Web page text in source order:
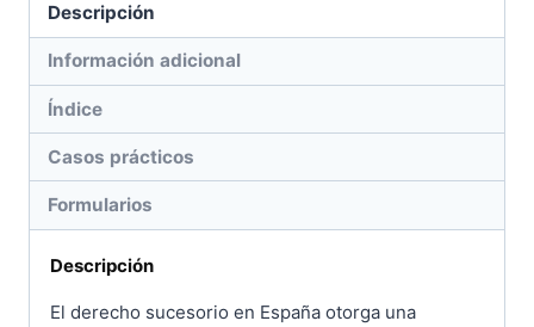
Descripción
Información adicional
Índice
Casos prácticos
Formularios
Descripción
El derecho sucesorio en España otorga una